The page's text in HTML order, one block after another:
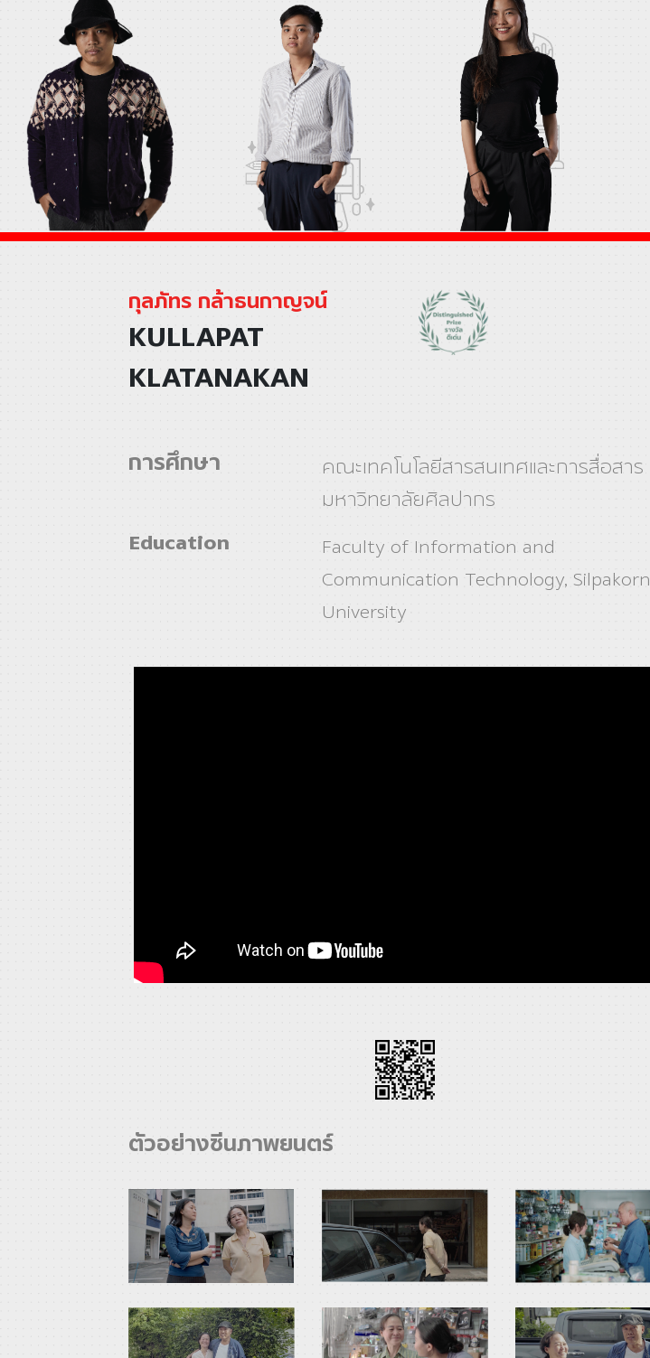
กุลภัทร กล้าธนกาญจน์
KULLAPAT
KLATANAKAN
การศึกษา
คณะเทคโนโลยีสารสนเทศและการสื่อสาร
มหาวิทยาลัยศิลปากร
Education
Faculty of Information and
Communication Technology, Silpakorn
University
ตัวอย่างซีนภาพยนตร์